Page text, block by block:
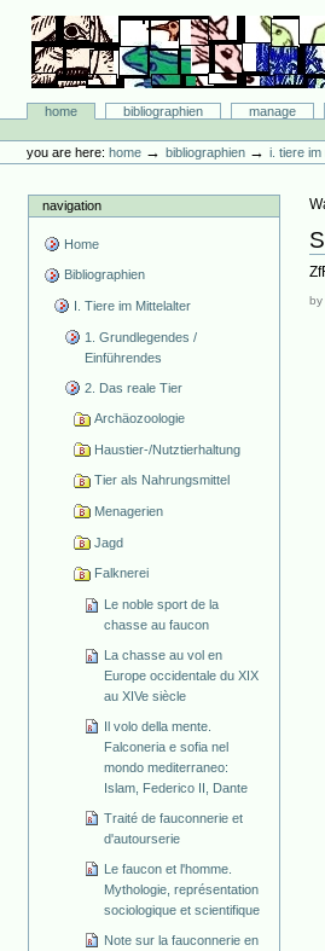
content.
navigation
Bibliographie-Portal
Sectionshome bibliographien manage
tools
you are here: home →bibliographien →i. tiere im
navigation
Home
Bibliographien
I. Tiere im Mittelalter
1. Grundlegendes /
Einführendes
2. Das reale Tier
Archäozoologie
Haustier-/Nutztierhaltung
Tier als Nahrungsmittel
Menagerien
Jagd
Falknerei
Le noble sport de la
chasse au faucon
La chasse au vol en
Europe occidentale du XIX
au XIVe siècle
Il volo della mente.
Falconeria e sofia nel
mondo mediterraneo:
Islam, Federico II, Dante
Traité de fauconnerie et
d'autourserie
Le faucon et l'homme.
Mythologie, représentation
sociologique et scientifique
Note sur la fauconnerie en